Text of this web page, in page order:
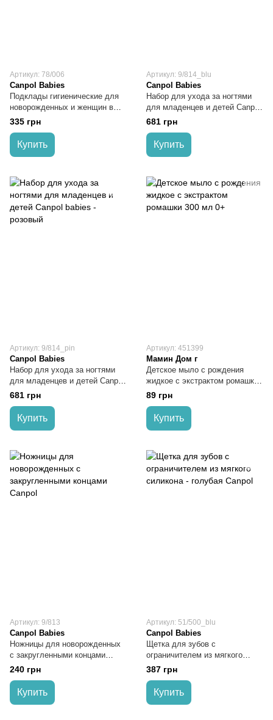
Артикул: 78/006
Canpol Babies
Подклады гигиенические для
новорожденных и женщин в
послеродовой период 60*60 см
10 шт.
335 грн
Купить
Артикул: 9/814_blu
Canpol Babies
Набор для ухода за ногтями
для младенцев и детей Canpol
babies - голубой
681 грн
Купить
Артикул: 9/814_pin
Canpol Babies
Набор для ухода за ногтями
для младенцев и детей Canpol
babies - розовый
681 грн
Купить
Артикул: 451399
Мамин Дом г
Детское мыло с рождения
жидкое с экстрактом ромашки
300 мл 0+
89 грн
Купить
Артикул: 9/813
Canpol Babies
Ножницы для новорожденных
с закругленными концами
Canpol
240 грн
Купить
Артикул: 51/500_blu
Canpol Babies
Щетка для зубов с
ограничителем из мягкого
силикона - голубая Canpol
387 грн
Купить